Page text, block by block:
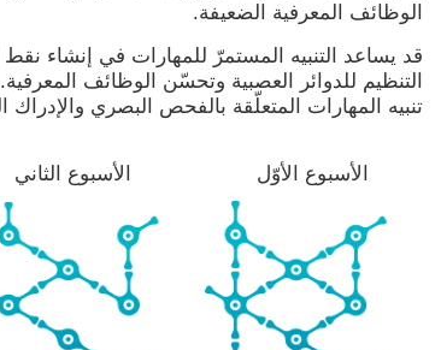
الوظائف المعرفية الضعيفة.
قد يساعد التنبيه المستمرّ للمهارات في إنشاء
التنظيم للدوائر العصبية وتحسّن الوظائف
تنبيه المهارات المتعلّقة بالفحص البصري والإدراك
الأسبوع الأوّل الأسبوع الثاني